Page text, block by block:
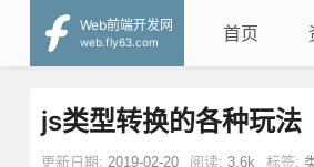
Web前端开发网
web.fly63.com
首页
js类型转换的各种玩法
更新日期: 2019-02-20 阅读: 3.6k 标签: